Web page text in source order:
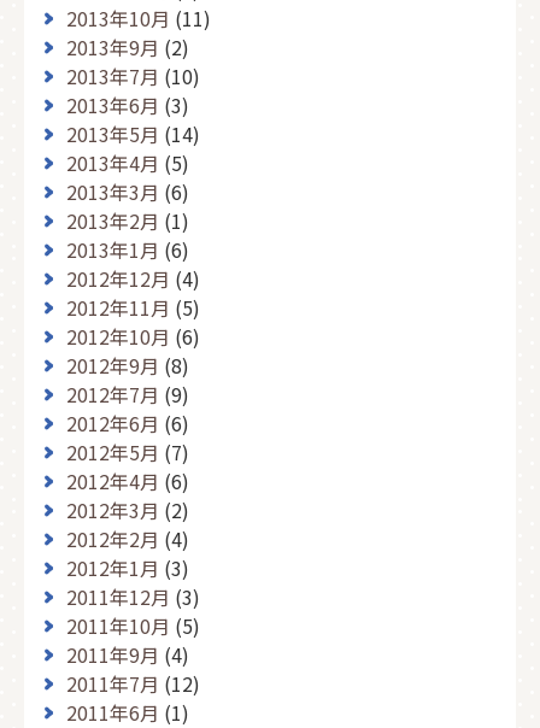
2013年10月 (11)
2013年9月 (2)
2013年7月 (10)
2013年6月 (3)
2013年5月 (14)
2013年4月 (5)
2013年3月 (6)
2013年2月 (1)
2013年1月 (6)
2012年12月 (4)
2012年11月 (5)
2012年10月 (6)
2012年9月 (8)
2012年7月 (9)
2012年6月 (6)
2012年5月 (7)
2012年4月 (6)
2012年3月 (2)
2012年2月 (4)
2012年1月 (3)
2011年12月 (3)
2011年10月 (5)
2011年9月 (4)
2011年7月 (12)
2011年6月 (1)